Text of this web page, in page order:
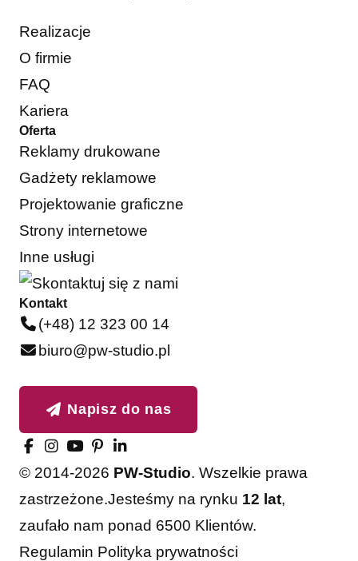
Realizacje
O firmie
FAQ
Kariera
Oferta
Reklamy drukowane
Gadżety reklamowe
Projektowanie graficzne
Strony internetowe
Inne usługi
Kontakt
(+48) 12 323 00 14
biuro@pw-studio.pl
Napisz do nas
© 2014-2026 PW-Studio. Wszelkie prawa
zastrzeżone.Jesteśmy na rynku 12 lat,
zaufało nam ponad 6500 Klientów.
Regulamin Polityka prywatności